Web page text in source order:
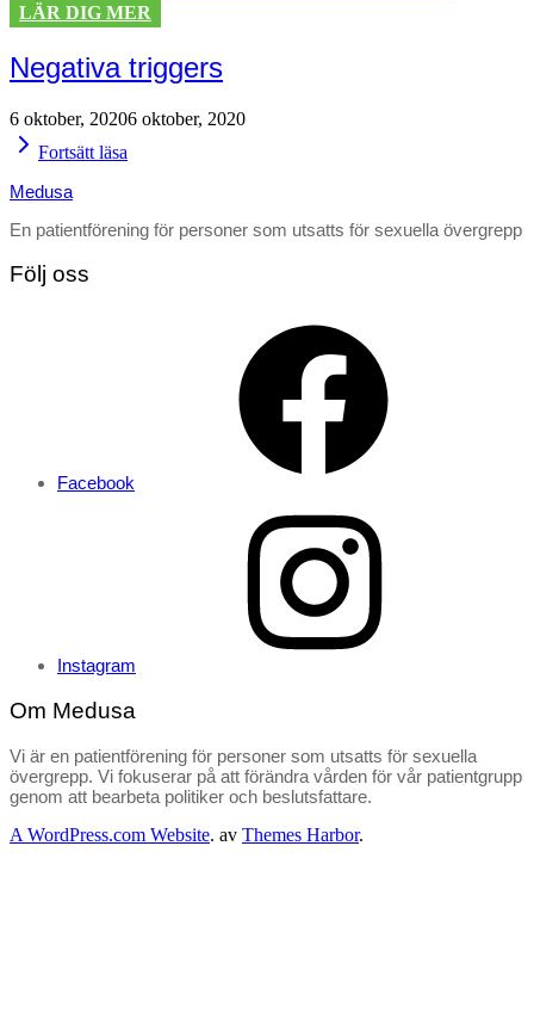
LÄR DIG MER
Negativa triggers
by
Team
Medusa
6 oktober, 20206 oktober, 2020
Fortsätt läsa
Medusa
En patientförening för personer som utsatts för sexuella övergrepp
Följ oss
Facebook
Instagram
Om Medusa
Vi är en patientförening för personer som utsatts för sexuella
övergrepp. Vi fokuserar på att förändra vården för vår patientgrupp
genom att bearbeta politiker och beslutsfattare.
A WordPress.com Website. av Themes Harbor.